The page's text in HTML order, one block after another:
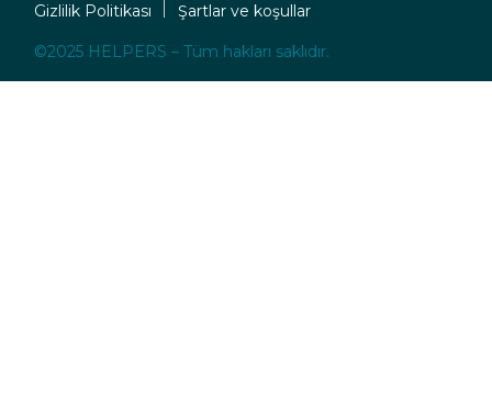
Gizlilik Politikası Şartlar ve koşullar
©2025 HELPERS – Tüm hakları saklıdır.